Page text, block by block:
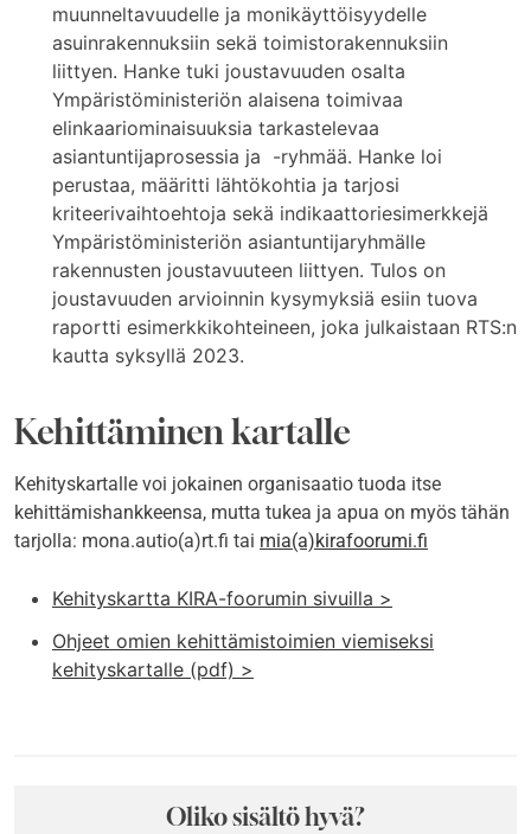
muunneltavuudelle ja monikäyttöisyydelle
asuinrakennuksiin sekä toimistorakennuksiin
liittyen. Hanke tuki joustavuuden osalta
Ympäristöministeriön alaisena toimivaa
elinkaariominaisuuksia tarkastelevaa
asiantuntijaprosessia ja -ryhmää. Hanke loi
perustaa, määritti lähtökohtia ja tarjosi
kriteerivaihtoehtoja sekä indikaattoriesimerkkejä
Ympäristöministeriön asiantuntijaryhmälle
rakennusten joustavuuteen liittyen. Tulos on
joustavuuden arvioinnin kysymyksiä esiin tuova
raportti esimerkkikohteineen, joka julkaistaan RTS:n
kautta syksyllä 2023.
Kehittäminen kartalle
Kehityskartalle voi jokainen organisaatio tuoda itse
kehittämishankkeensa, mutta tukea ja apua on myös tähän
tarjolla: mona.autio(a)rt.fi tai mia(a)kirafoorumi.fi
Kehityskartta KIRA-foorumin sivuilla >
Ohjeet omien kehittämistoimien viemiseksi
kehityskartalle (pdf) >
Oliko sisältö hyvä?